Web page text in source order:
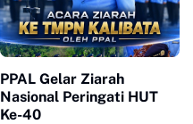
PPAL Gelar Ziarah
Nasional Peringati HUT
Ke-40